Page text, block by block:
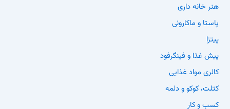
هنر خانه داری
پاستا و ماکارونی
پیتزا
پیش غذا و فینگرفود
کالری مواد غذایی
کتلت، کوکو و دلمه
کسب و کار